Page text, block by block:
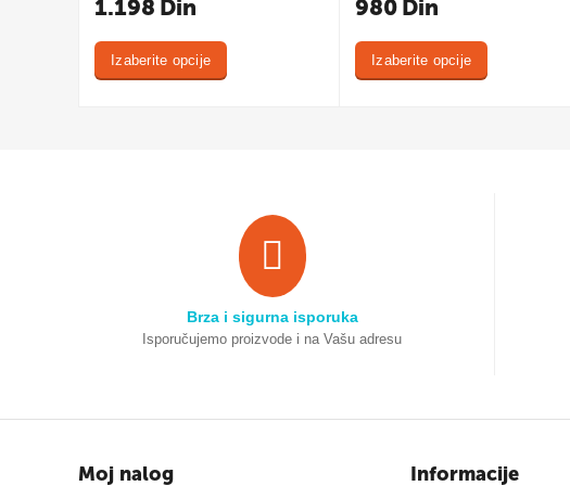
1.198 Din
Izaberite opcije
980 Din
Izaberite opcije
Brza i sigurna isporuka
Isporučujemo proizvode i na Vašu adresu
Moj nalog Informacije